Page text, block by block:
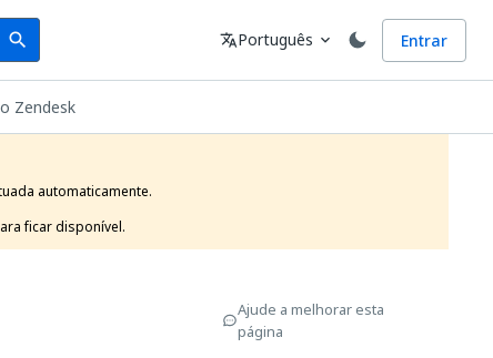
search Idioma
translatePortuguês expand_more Entrar
Zendesk
automaticamente.
ficar disponível.
Ajude a melhorar esta
página